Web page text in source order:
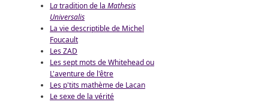
Latradition de la Mathesis
Universalis
La vie descriptible de Michel
Foucault
Les ZAD
Les sept mots de Whitehead ou
L'aventure de l'être
Les p'tits mathème de Lacan
Le sexe de la vérité